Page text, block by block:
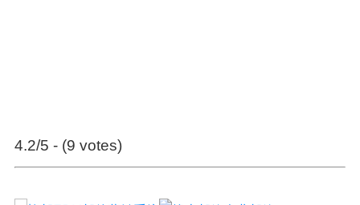
4.2/5 - (9 votes)